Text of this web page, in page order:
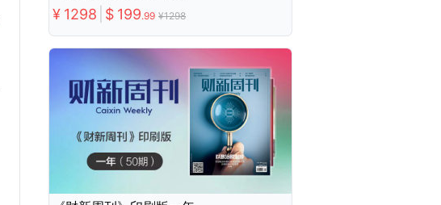
¥ 1298 $ 199.99 ¥1298